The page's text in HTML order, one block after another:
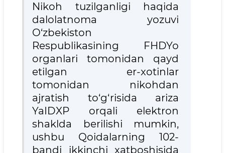
Nikoh tuzilganligi haqida
dalolatnoma yozuvi
O‘zbekiston
Respublikasining FHDYo
organlari tomonidan qayd
etilgan er-xotinlar
tomonidan nikohdan
ajratish to‘g‘risida ariza
YaIDXP orqali elektron
shaklda berilishi mumkin,
ushbu Qoidalarning 102-
bandi ikkinchi xatboshisida